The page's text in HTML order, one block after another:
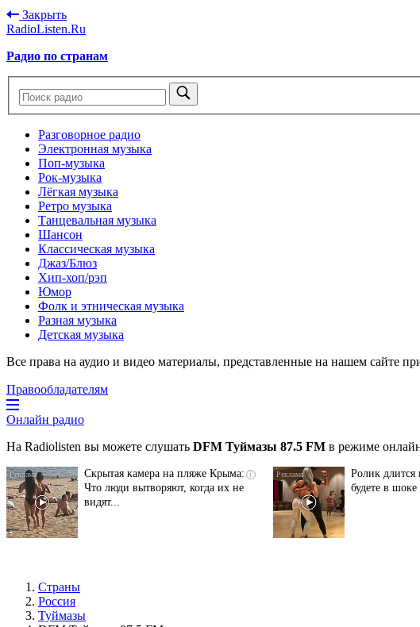
Закрыть
RadioListen.Ru
Радио по странам
Разговорное радио
Электронная музыка
Поп-музыка
Рок-музыка
Лёгкая музыка
Ретро музыка
Танцевальная музыка
Шансон
Классическая музыка
Джаз/Блюз
Хип-хоп/рэп
Юмор
Фолк и этническая музыка
Разная музыка
Детская музыка
Все права на аудио и видео материалы, представленные на нашем сайте
Правообладателям
Онлайн радио
На Radiolisten вы можете слушать DFM Туймазы 87.5 FM в режиме
i
Скрытая камера на пляже Крыма:
Что люди вытворяют, когда их не
видят...
Ролик длится
будете в
Страны
Россия
Туймазы